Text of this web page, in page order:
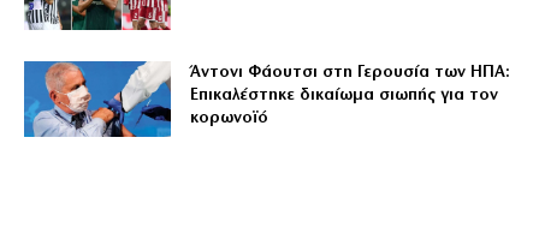
Άντονι Φάουτσι στη Γερουσία των ΗΠΑ:
Επικαλέστηκε δικαίωμα σιωπής για τον
κορωνοϊό